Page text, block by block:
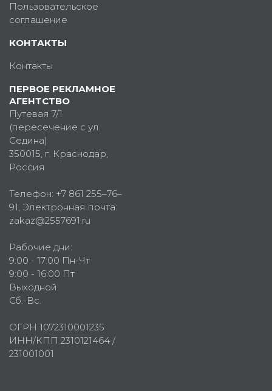
Пользовательское
соглашение
КОНТАКТЫ
Контакты
ПЕРВОЕ РЕКЛАМНОЕ
АГЕНТСТВО
Путевая 7/1
(пересечение с ул.
Седина)
350015, г. Краснодар,
Россия
Телефон: +7 861 255–76–
91, Электронная почта:
zakaz@2557691.ru
Рабочие дни:
9:00 - 17:00 Пн-Чт
9:00 - 16:00 Пт
Выходной:
Сб.-Вс.
ОГРН 1072310001235
ИНН/КПП 2310121464 /
231001001